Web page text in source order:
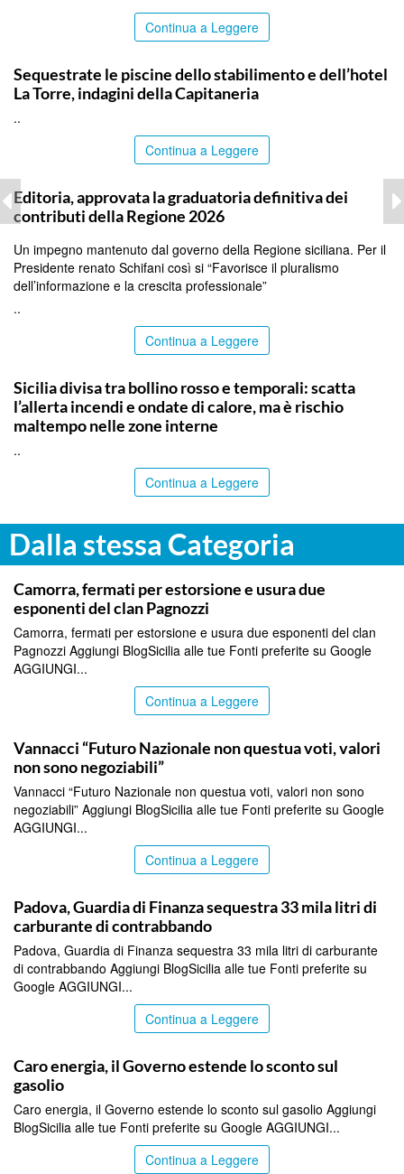
Continua a Leggere
Sequestrate le piscine dello stabilimento e dell’hotel
La Torre, indagini della Capitaneria
..
Continua a Leggere
Editoria, approvata la graduatoria definitiva dei
contributi della Regione 2026
Un impegno mantenuto dal governo della Regione siciliana. Per il
Presidente renato Schifani così si “Favorisce il pluralismo
dell’informazione e la crescita professionale”
..
Continua a Leggere
Sicilia divisa tra bollino rosso e temporali: scatta
l’allerta incendi e ondate di calore, ma è rischio
maltempo nelle zone interne
..
Continua a Leggere
Dalla stessa Categoria
ITALPRESS
Camorra, fermati per estorsione e usura due
esponenti del clan Pagnozzi
Camorra, fermati per estorsione e usura due esponenti del clan
Pagnozzi Aggiungi BlogSicilia alle tue Fonti preferite su Google
AGGIUNGI...
Continua a Leggere
Vannacci “Futuro Nazionale non questua voti, valori
non sono negoziabili”
Vannacci “Futuro Nazionale non questua voti, valori non sono
negoziabili” Aggiungi BlogSicilia alle tue Fonti preferite su Google
AGGIUNGI...
Continua a Leggere
Padova, Guardia di Finanza sequestra 33 mila litri di
carburante di contrabbando
Padova, Guardia di Finanza sequestra 33 mila litri di carburante
di contrabbando Aggiungi BlogSicilia alle tue Fonti preferite su
Google AGGIUNGI...
Continua a Leggere
Caro energia, il Governo estende lo sconto sul
gasolio
Caro energia, il Governo estende lo sconto sul gasolio Aggiungi
BlogSicilia alle tue Fonti preferite su Google AGGIUNGI...
Continua a Leggere